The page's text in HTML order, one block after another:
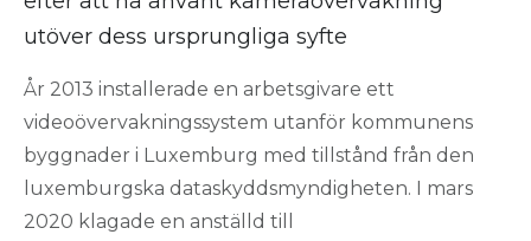
utöver dess ursprungliga syfte
År 2013 installerade en arbetsgivare ett
videoövervakningssystem utanför kommunens
byggnader i Luxemburg med tillstånd från den
luxemburgska dataskyddsmyndigheten. I mars
2020 klagade en anställd till